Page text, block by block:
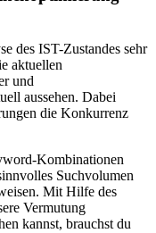
des IST-Zustandes sehr
aktuellen
und
aussehen. Dabei
die Konkurrenz
Kombinationen
Suchvolumen
Mit Hilfe des
Vermutung
kannst, brauchst du